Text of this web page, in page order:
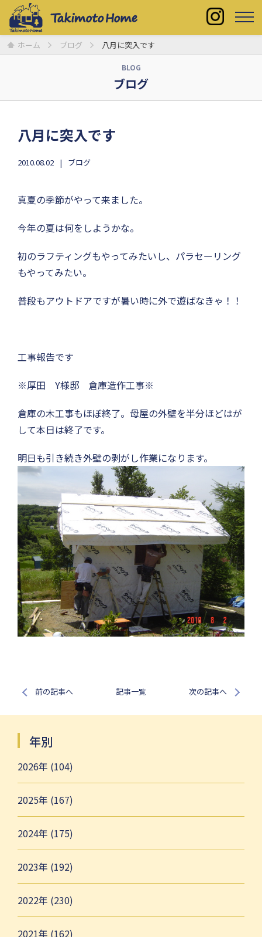
ホーム ブログ 八月に突入です
BLOG
ブログ
八月に突入です
2010.08.02 ブログ
真夏の季節がやって来ました。
今年の夏は何をしようかな。
初のラフティングもやってみたいし、パラセーリング
もやってみたい。
普段もアウトドアですが暑い時に外で遊ばなきゃ！！
工事報告です
※厚田 Y様邸 倉庫造作工事※
倉庫の木工事もほぼ終了。母屋の外壁を半分ほどはが
して本日は終了です。
明日も引き続き外壁の剥がし作業になります。
前の記事へ 記事一覧 次の記事へ
年別
2026年 (104)
2025年 (167)
2024年 (175)
2023年 (192)
2022年 (230)
2021年 (162)